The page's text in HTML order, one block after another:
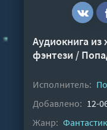
Аудиокнига из
фэнтези /
Исполнитель:
Добавлено: 12-
Жанр: